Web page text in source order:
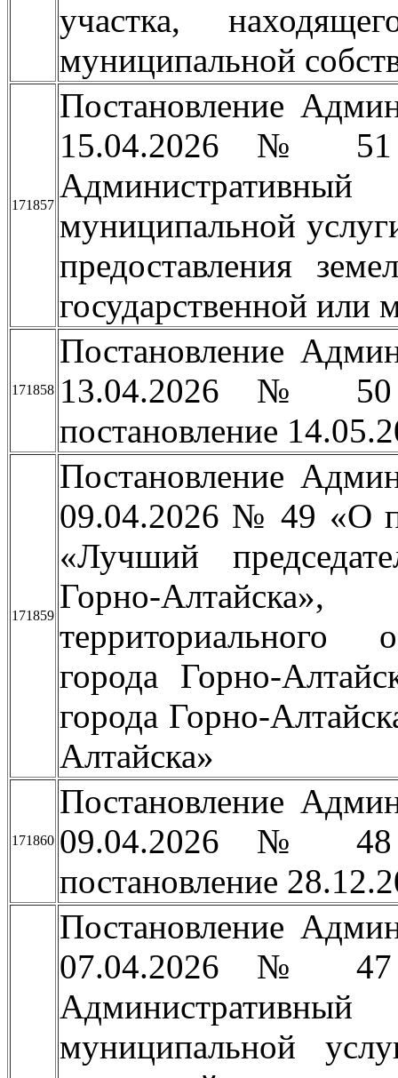
участка,
муниципальной
171857
Постановление
15.04.2026 № 51
муниципальной
предоставления
государственной или
171858
Постановление
13.04.2026 № 50
постановление
171859
Постановление
09.04.2026 № 49 «О
«Лучший
Горно-
территориального
города Горно-
города Горно-
Алтайска»
171860
Постановление
09.04.2026 № 48
постановление
Постановление
07.04.2026 № 47
муниципальной